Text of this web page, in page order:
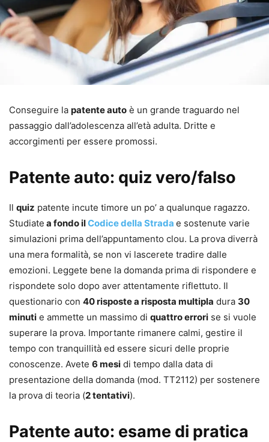
Conseguire la patente auto è un grande traguardo nel
passaggio dall’adolescenza all’età adulta. Dritte e
accorgimenti per essere promossi.
Patente auto: quiz vero/falso
Il quiz patente incute timore un po’ a qualunque ragazzo.
Studiate a fondo ilCodice della Strada e sostenute varie
simulazioni prima dell’appuntamento clou. La prova diverrà
una mera formalità, se non vi lascerete tradire dalle
emozioni. Leggete bene la domanda prima di rispondere e
rispondete solo dopo aver attentamente riflettuto. Il
questionario con 40 risposte a risposta multipla dura 30
minuti e ammette un massimo di quattro errori se si vuole
superare la prova. Importante rimanere calmi, gestire il
tempo con tranquillità ed essere sicuri delle proprie
conoscenze. Avete 6 mesi di tempo dalla data di
presentazione della domanda (mod. TT2112) per sostenere
la prova di teoria (2 tentativi).
Patente auto: esame di pratica